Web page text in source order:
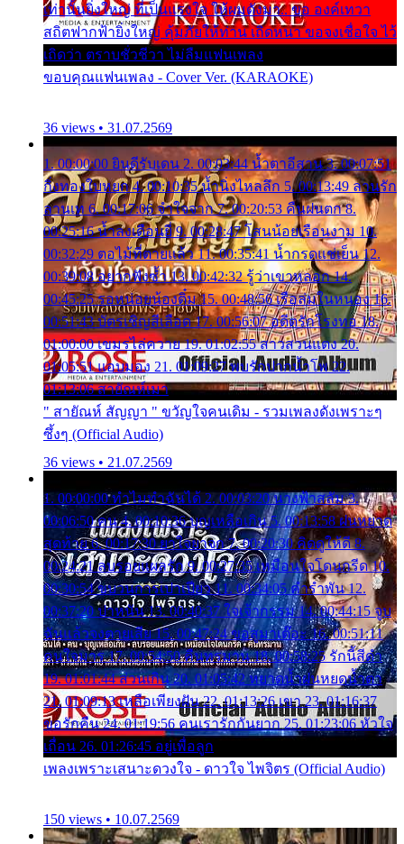
เท่านั้นยิ่งใหญ่ ที่เป็นแรงใจ ให้ผมดังมา.. ขอ องค์เทวา
สถิตฟากฟ้ายิ่งใหญ่ คุ้มภัยให้ท่าน เถิดหนา ขอจงเชื่อใจ ไว้
เถิดว่า ตราบชั่วชีวา ไม่ลืมแฟนเพลง
ขอบคุณแฟนเพลง - Cover Ver. (KARAOKE)
36 views • 31.07.2569
1. 00:00:00 ยินดีรับเดน 2. 00:03:44 น้ำตาอีสาน 3. 00:07:51
กิ่งทองใบหยก 4. 00:10:35 น้ำนิ่งไหลลึก 5. 00:13:49 ลานรัก
ลานเท 6. 00:17:06 จำใจจาก 7. 00:20:53 คืนฝนตก 8.
00:25:16 น้ำลงเดือนยี่ 9. 00:28:47 โสนน้อยเรือนงาม 10.
00:32:29 ตอไม้ที่ตายแล้ว 11. 00:35:41 น้ำกรดแช่เย็น 12.
00:39:08 อยากฟังซ้ำ 13. 00:42:32 รู้ว่าเขาหลอก 14.
00:45:25 รอหน่อยน้องติ๋ม 15. 00:48:56 เรือล่มในหนอง 16.
00:51:43 บัตรเชิญสีเลือด 17. 00:56:07 อดีตรักโรงทอ 18.
01:00:00 เขมรไล่ควาย 19. 01:02:55 สาวสวนแตง 20.
01:05:51 แอบมอง 21. 01:09:27 พบรักปากน้ำโพ 22.
01:13:06 สายัณห์เมา
" สายัณห์ สัญญา " ขวัญใจคนเดิม - รวมเพลงดังเพราะๆ
ซึ้งๆ (Official Audio)
36 views • 21.07.2569
1. 00:00:00 ทำไมทำฉันได้ 2. 00:03:20 นางฟ้าสลัม 3.
00:06:50 คน 4. 00:10:36 บุญเหลือเกิน 5. 00:13:58 ฝนหยาด
สุดท้าย 6. 00:17:30 ยาใจยาจก 7. 00:20:30 คิดดูให้ดี 8.
00:24:21 ลบรอยแผลรัก 9. 00:27:35 เหมือนใจโดนกรีด 10.
00:30:54 ขบวนการเปาเปียว 11. 00:34:05 คำรำพัน 12.
00:37:20 ปาหนัน 13. 00:40:37 ใจเจ้ากรรม 14. 00:44:15 จูบ
ฉันแล้วจงตายเสีย 15. 00:47:24 ขอสูมาเต๊อะ 16. 00:51:11
คนใจมาร 17. 00:54:50 คืนทรมาน 18. 00:58:25 รักนี้สีดำ
19. 01:01:44 ส่วนเกิน 20. 01:05:42 หยาดน้ำฝนหยดน้ำตา
21. 01:09:13 เหลือเพียงฝัน 22. 01:13:26 เขา 23. 01:16:37
ขอรักคืน 24. 01:19:56 คนเรารักกันยาก 25. 01:23:06 หัวใจ
เถื่อน 26. 01:26:45 อยู่เพื่อลูก
เพลงเพราะเสนาะดวงใจ - ดาวใจ ไพจิตร (Official Audio)
150 views • 10.07.2569